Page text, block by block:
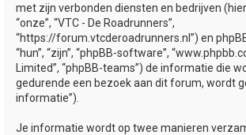
met zijn verbonden diensten en bedrijven
“onze”, “VTC - De Roadrunners”,
“https://forum.vtcderoadrunners.nl”) en
“hun”, “zijn”, “phpBB-software”,
Limited”, “phpBB-teams”) de informatie die
gedurende een bezoek aan dit forum, wordt
informatie”).
Je informatie wordt op twee manieren